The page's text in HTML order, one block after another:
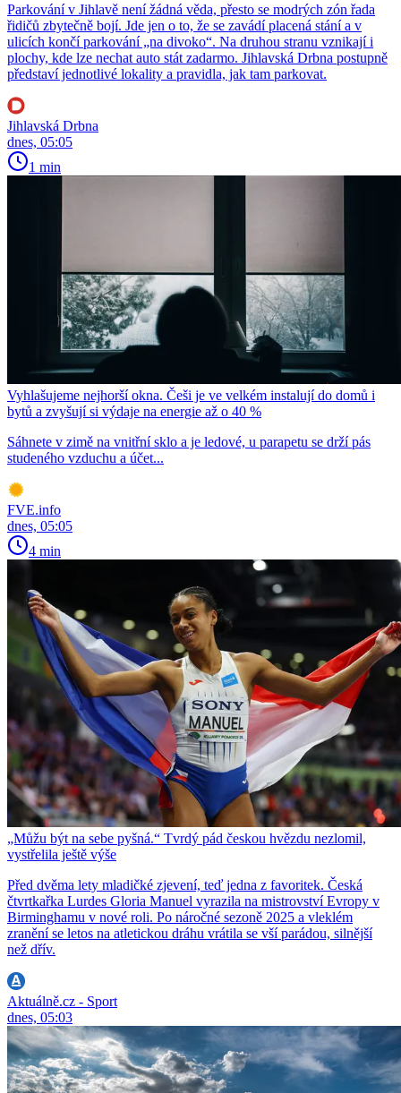
Parkování v Jihlavě není žádná věda, přesto se modrých zón řada
řidičů zbytečně bojí. Jde jen o to, že se zavádí placená stání a v
ulicích končí parkování „na divoko“. Na druhou stranu vznikají i
plochy, kde lze nechat auto stát zadarmo. Jihlavská Drbna postupně
představí jednotlivé lokality a pravidla, jak tam parkovat.
Jihlavská Drbna
dnes, 05:05
1 min
Vyhlašujeme nejhorší okna. Češi je ve velkém instalují do domů i
bytů a zvyšují si výdaje na energie až o 40 %
Sáhnete v zimě na vnitřní sklo a je ledové, u parapetu se drží pás
studeného vzduchu a účet...
FVE.info
dnes, 05:05
4 min
„Můžu být na sebe pyšná.“ Tvrdý pád českou hvězdu nezlomil,
vystřelila ještě výše
Před dvěma lety mladičké zjevení, teď jedna z favoritek. Česká
čtvrtkařka Lurdes Gloria Manuel vyrazila na mistrovství Evropy v
Birminghamu v nové roli. Po náročné sezoně 2025 a vleklém
zranění se letos na atletickou dráhu vrátila se vší parádou, silnější
než dřív.
Aktuálně.cz - Sport
dnes, 05:03